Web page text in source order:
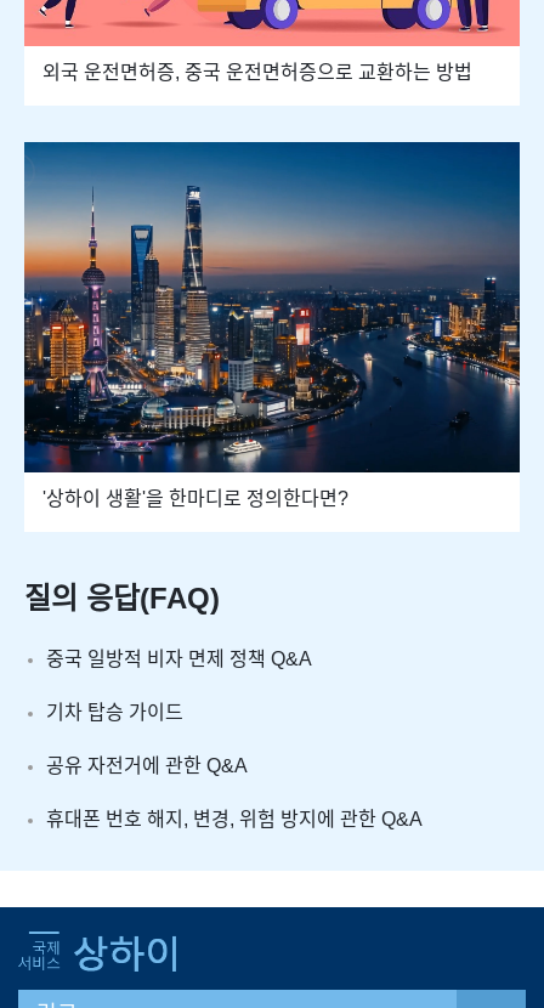
외국 운전면허증, 중국 운전면허증으로 교환하는 방법
'상하이 생활'을 한마디로 정의한다면?
질의 응답(FAQ)
중국 일방적 비자 면제 정책 Q&A
기차 탑승 가이드
공유 자전거에 관한 Q&A
휴대폰 번호 해지, 변경, 위험 방지에 관한 Q&A